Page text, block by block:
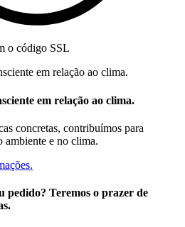
o código SSL
em relação ao clima.
concretas, contribuímos para
e no clima.
pedido? Teremos o prazer de